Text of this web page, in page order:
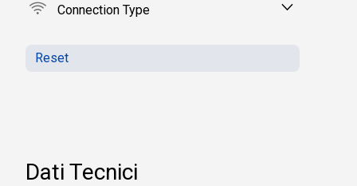
Connection Type
Reset
Dati Tecnici